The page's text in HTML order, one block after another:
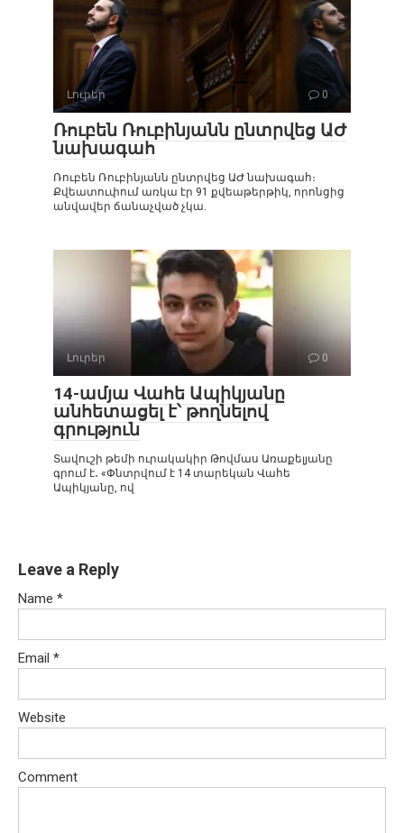
Լուրեր 0
Ռուբեն Ռուբինյանն ընտրվեց ԱԺ
նախագահ
Ռուբեն Ռուբինյանն ընտրվեց ԱԺ նախագահ։
Քվեատուփում առկա էր 91 քվեաթերթիկ, որոնցից
անվավեր ճանաչված չկա.
Լուրեր 0
14-ամյա Վահե Ապիկյանը
անհետացել է՝ թողնելով
գրություն
Տավուշի թեմի ուրակակիր Թովմաս Առաքելյանը
գրում է․ «Փնտրվում է 14 տարեկան Վահե
Ապիկյանը, ով
Leave a Reply
Name *
Email *
Website
Comment